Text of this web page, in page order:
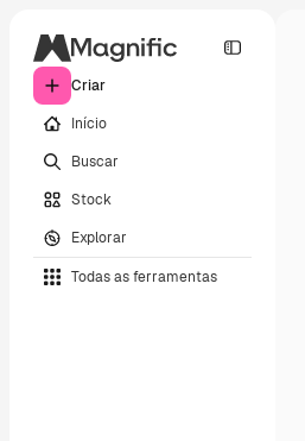
Criar
Início
Buscar
Stock
Explorar
Todas as ferramentas